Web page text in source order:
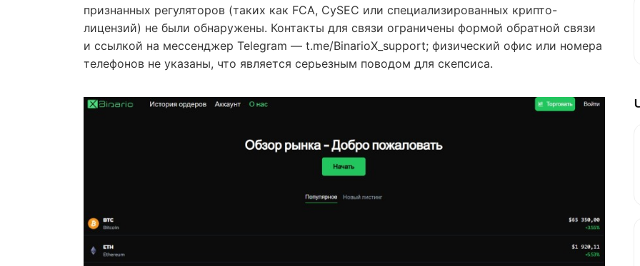
признанных регуляторов (таких как FCA, CySEC или специализированных крипто-
лицензий) не были обнаружены. Контакты для связи ограничены формой обратной связи
и ссылкой на мессенджер Telegram — t.me/BinarioX_support; физический офис или номера
телефонов не указаны, что является серьезным поводом для скепсиса.